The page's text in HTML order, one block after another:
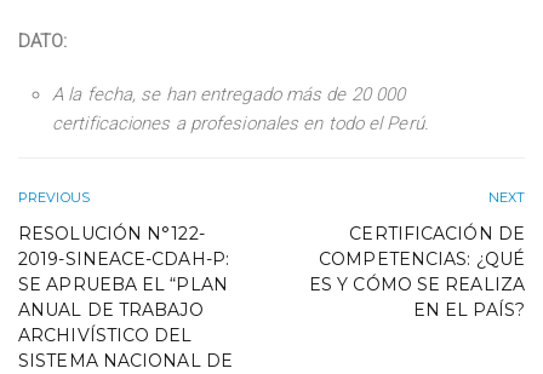
DATO:
A la fecha, se han entregado más de 20 000
certificaciones a profesionales en todo el Perú.
PREVIOUS
RESOLUCIÓN N°122-
2019-SINEACE-CDAH-P:
SE APRUEBA EL “PLAN
ANUAL DE TRABAJO
ARCHIVÍSTICO DEL
SISTEMA NACIONAL DE
NEXT
CERTIFICACIÓN DE
COMPETENCIAS: ¿QUÉ
ES Y CÓMO SE REALIZA
EN EL PAÍS?